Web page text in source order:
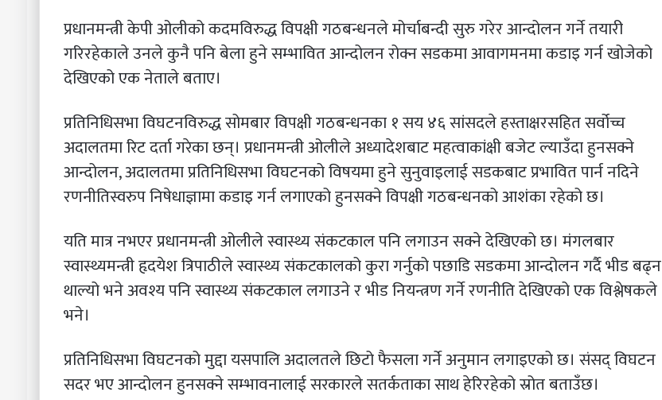
प्रधानमन्त्री केपी ओलीको कदमविरुद्ध विपक्षी गठबन्धनले मोर्चाबन्दी सुरु गरेर आन्दोलन गर्ने तयारी
गरिरहेकाले उनले कुनै पनि बेला हुने सम्भावित आन्दोलन रोक्न सडकमा आवागमनमा कडाइ गर्न खोजेको
देखिएको एक नेताले बताए।
प्रतिनिधिसभा विघटनविरुद्ध सोमबार विपक्षी गठबन्धनका १ सय ४६ सांसदले हस्ताक्षरसहित सर्वोच्च
अदालतमा रिट दर्ता गरेका छन्। प्रधानमन्त्री ओलीले अध्यादेशबाट महत्वाकांक्षी बजेट ल्याउँदा हुनसक्ने
आन्दोलन, अदालतमा प्रतिनिधिसभा विघटनको विषयमा हुने सुनुवाइलाई सडकबाट प्रभावित पार्न नदिने
रणनीतिस्वरुप निषेधाज्ञामा कडाइ गर्न लगाएको हुनसक्ने विपक्षी गठबन्धनको आशंका रहेको छ।
यति मात्र नभएर प्रधानमन्त्री ओलीले स्वास्थ्य संकटकाल पनि लगाउन सक्ने देखिएको छ। मंगलबार
स्वास्थ्यमन्त्री हृदयेश त्रिपाठीले स्वास्थ्य संकटकालको कुरा गर्नुको पछाडि सडकमा आन्दोलन गर्दै भीड बढ्न
थाल्यो भने अवश्य पनि स्वास्थ्य संकटकाल लगाउने र भीड नियन्त्रण गर्ने रणनीति देखिएको एक विश्लेषकले
भने।
प्रतिनिधिसभा विघटनको मुद्दा यसपालि अदालतले छिटो फैसला गर्ने अनुमान लगाइएको छ। संसद् विघटन
सदर भए आन्दोलन हुनसक्ने सम्भावनालाई सरकारले सतर्कताका साथ हेरिरहेको स्रोत बताउँछ।